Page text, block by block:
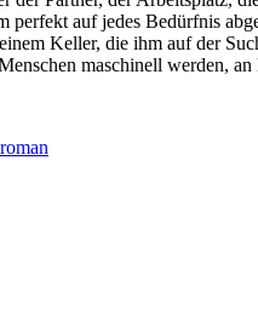
auf jedes Bedürfnis
Keller, die ihm auf der
maschinell werden, an
roman